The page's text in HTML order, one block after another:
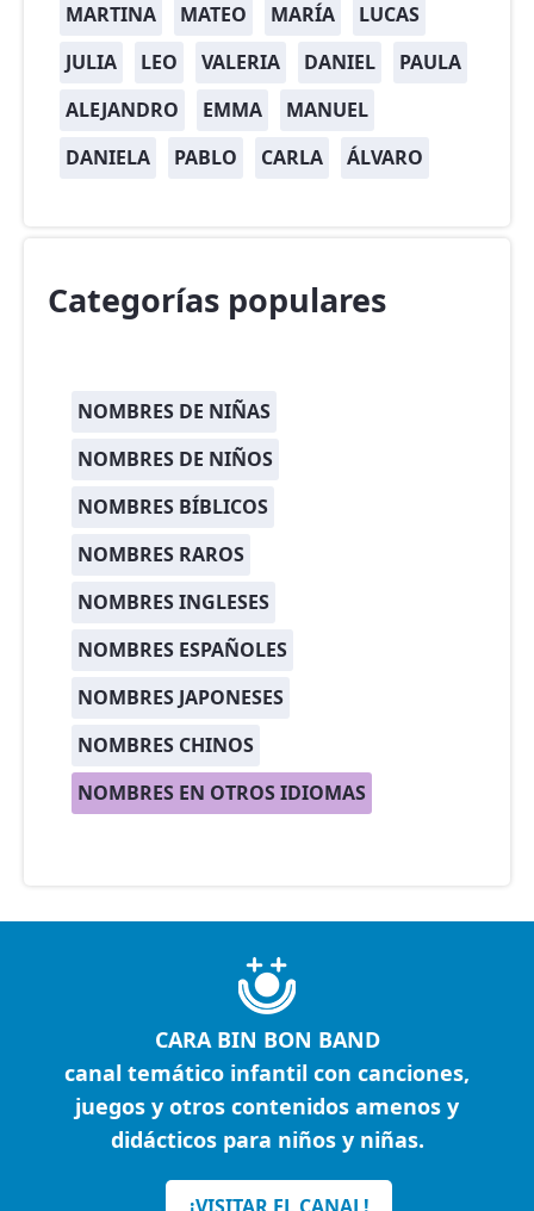
MARTINA
MATEO MARÍA
LUCAS
JULIA
LEO VALERIA DANIEL
PAULA
ALEJANDRO
EMMA
MANUEL
DANIELA
PABLO CARLA ÁLVARO
Categorías populares
NOMBRES DE NIÑAS
NOMBRES DE NIÑOS
NOMBRES BÍBLICOS
NOMBRES RAROS
NOMBRES INGLESES
NOMBRES ESPAÑOLES
NOMBRES JAPONESES
NOMBRES CHINOS
NOMBRES EN OTROS IDIOMAS
CARA BIN BON BAND
canal temático infantil con canciones,
juegos y otros contenidos amenos y
didácticos para niños y niñas.